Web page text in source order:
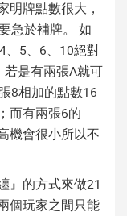
明牌點數很大，
急於補牌。 如
、5、6、10絕對
是有兩張A就可
8相加的點數16
而有兩張6的
機會很小所以不
』的方式來做21
個玩家之間只能